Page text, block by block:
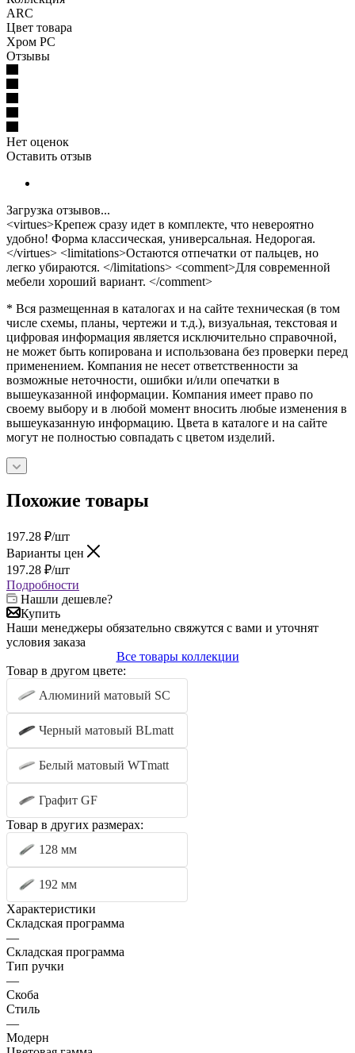
ARC
Цвет товара
Хром PC
Отзывы
Нет оценок
Оставить отзыв
Загрузка отзывов...
<virtues>Крепеж сразу идет в комплекте, что невероятно
удобно! Форма классическая, универсальная. Недорогая.
</virtues> <limitations>Остаются отпечатки от пальцев, но
легко убираются. </limitations> <comment>Для современной
мебели хороший вариант. </comment>
* Вся размещенная в каталогах и на сайте техническая (в том
числе схемы, планы, чертежи и т.д.), визуальная, текстовая и
цифровая информация является исключительно справочной,
не может быть копирована и использована без проверки перед
применением. Компания не несет ответственности за
возможные неточности, ошибки и/или опечатки в
вышеуказанной информации. Компания имеет право по
своему выбору и в любой момент вносить любые изменения в
вышеуказанную информацию. Цвета в каталоге и на сайте
могут не полностью совпадать с цветом изделий.
Похожие товары
197.28 ₽/шт
Варианты цен
197.28 ₽/шт
Подробности
Нашли дешевле?
Купить
Наши менеджеры обязательно свяжутся с вами и уточнят
условия заказа
Все товары коллекции
Товар в другом цвете:
Алюминий матовый SC
Черный матовый BLmatt
Белый матовый WTmatt
Графит GF
Товар в других размерах:
128 мм
192 мм
Характеристики
Складская программа
—
Складская программа
Тип ручки
—
Скоба
Стиль
—
Модерн